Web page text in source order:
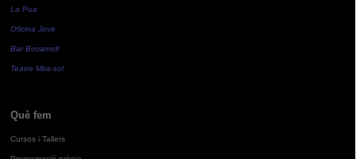
La Pua
Oficina Jove
Bar Bocamoll
Teatre Mira-sol
Què fem
Cursos i Tallers